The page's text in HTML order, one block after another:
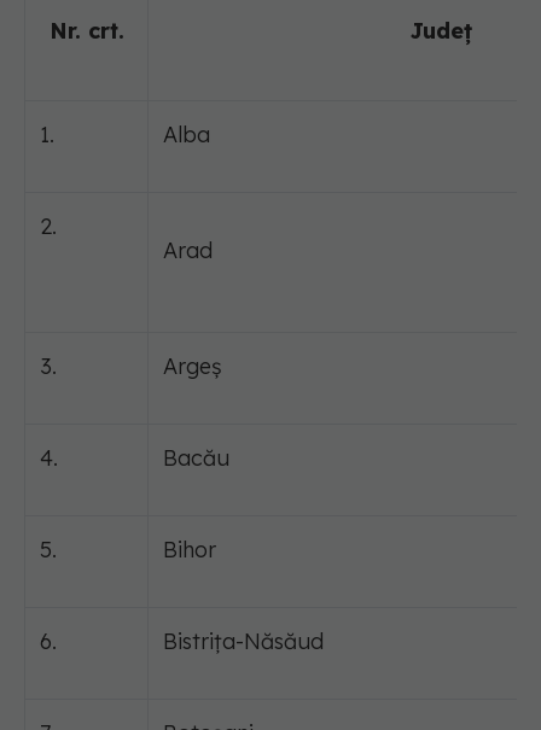
Nr. crt. Județ
1. Alba
2.
Arad
3. Argeș
4. Bacău
5. Bihor
6. Bistrița-Năsăud